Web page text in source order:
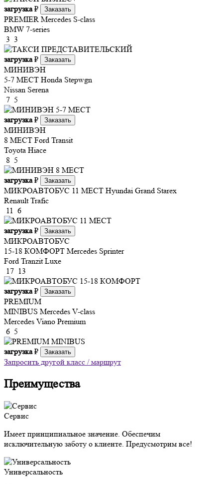
загрузка₽ Заказать
PREMIER Mercedes S-class
BMW 7-series
3 3
загрузка₽ Заказать
МИНИВЭН
5-7 МЕСТ Honda Stepwgn
Nissan Serena
7 5
загрузка₽ Заказать
МИНИВЭН
8 МЕСТ Ford Transit
Toyota Hiace
8 5
загрузка₽ Заказать
МИКРОАВТОБУС 11 МЕСТ Hyundai Grand Starex
Renault Trafic
11 6
загрузка₽ Заказать
МИКРОАВТОБУС
15-18 КОМФОРТ Mercedes Sprinter
Ford Tranzit Luxe
17 13
загрузка₽ Заказать
PREMIUM
MINIBUS Mercedes V-class
Mercedes Viano Premium
6 5
загрузка₽ Заказать
Запросить другой класс / маршрут
Преимущества
Сервис
Имеет принципиальное значение. Обеспечим
исключительную заботу о клиенте. Предусмотрим все!
Универсальность